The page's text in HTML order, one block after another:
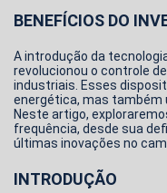
BENEFÍCIOS DO
A introdução da
revolucionou o controle
industriais. Esses
energética, mas também
Neste artigo,
frequência, desde sua
últimas inovações no
INTRODUÇÃO